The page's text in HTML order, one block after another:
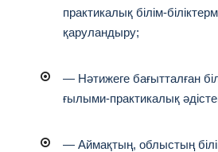
практикалық білім-
қаруландыру;
— Нәтижеге бағытталған
ғылыми-практикалық
— Аймақтың, облыстың